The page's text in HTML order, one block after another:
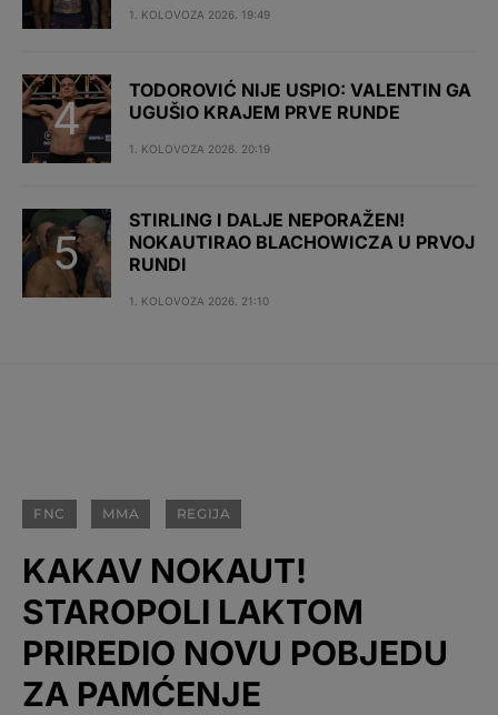
1. KOLOVOZA 2026. 19:49
TODOROVIĆ NIJE USPIO: VALENTIN GA
UGUŠIO KRAJEM PRVE RUNDE
1. KOLOVOZA 2026. 20:19
STIRLING I DALJE NEPORAŽEN!
NOKAUTIRAO BLACHOWICZA U PRVOJ
RUNDI
1. KOLOVOZA 2026. 21:10
FNC MMA REGIJA
KAKAV NOKAUT!
STAROPOLI LAKTOM
PRIREDIO NOVU POBJEDU
ZA PAMĆENJE